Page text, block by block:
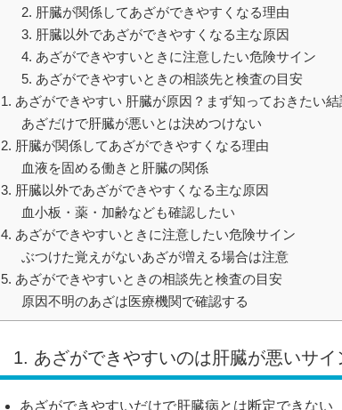
2. 肝臓が関係してあざができやすくなる理由
3. 肝臓以外であざができやすくなる主な原因
4. あざができやすいときに注意したい危険サイン
5. あざができやすいときの相談先と検査の目安
1. あざができやすい 肝臓が原因？まず知っておきたい結
あざだけで肝臓が悪いとは決めつけない
2. 肝臓が関係してあざができやすくなる理由
血液を固める働きと肝臓の関係
3. 肝臓以外であざができやすくなる主な原因
血小板・薬・加齢なども確認したい
4. あざができやすいときに注意したい危険サイン
ぶつけた覚えがないあざが増える場合は注意
5. あざができやすいときの相談先と検査の目安
原因不明のあざは医療機関で確認する
1. あざができやすいのは肝臓が悪いサ
あざができやすいだけで肝臓病とは断定できない